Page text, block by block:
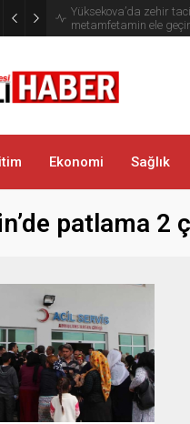
Yüksekova’da zehir
metamfetamin ele
Ekonomi Sağlık
patlama 2